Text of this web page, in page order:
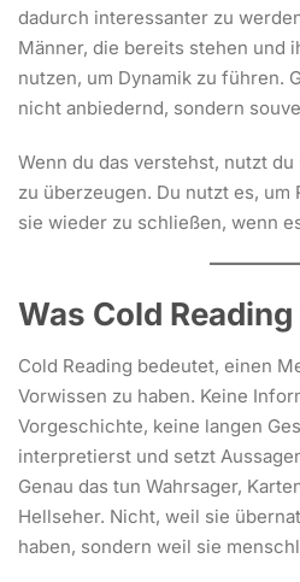
dadurch interessanter zu
Männer, die bereits stehen und
nutzen, um Dynamik zu führen.
nicht anbiedernd, sondern
Wenn du das verstehst, nutzt
zu überzeugen. Du nutzt es, um
sie wieder zu schließen, wenn
Was Cold
Cold Reading bedeutet, einen
Vorwissen zu haben. Keine
Vorgeschichte, keine langen
interpretierst und setzt
Genau das tun Wahrsager,
Hellseher. Nicht, weil sie
haben, sondern weil sie